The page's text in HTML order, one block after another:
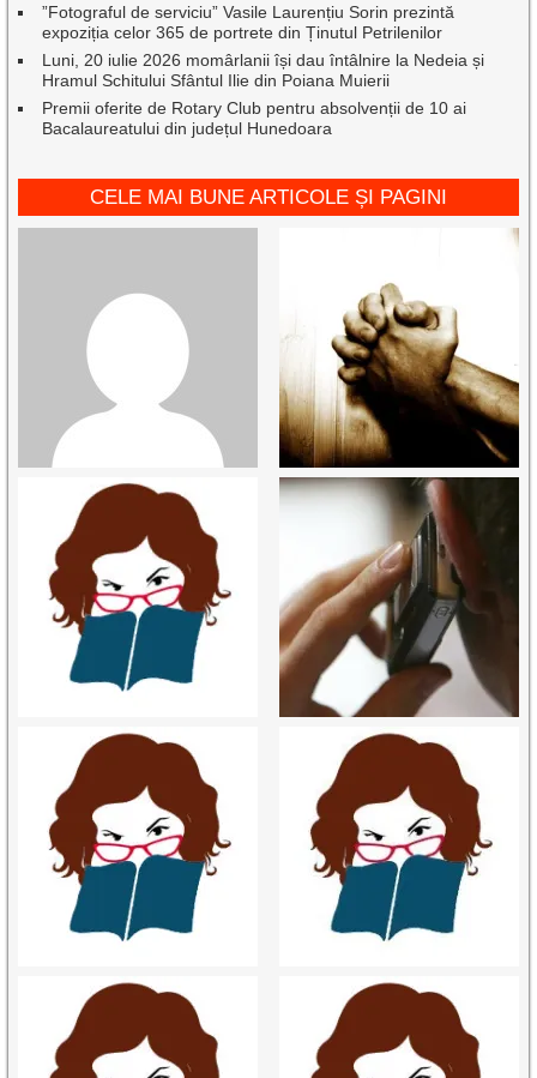
”Fotograful de serviciu” Vasile Laurențiu Sorin prezintă
expoziția celor 365 de portrete din Ținutul Petrilenilor
Luni, 20 iulie 2026 momârlanii își dau întâlnire la Nedeia și
Hramul Schitului Sfântul Ilie din Poiana Muierii
Premii oferite de Rotary Club pentru absolvenții de 10 ai
Bacalaureatului din județul Hunedoara
CELE MAI BUNE ARTICOLE ȘI PAGINI